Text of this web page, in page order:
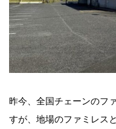
昨今、全国チェーンのフ
すが、地場のファミレス